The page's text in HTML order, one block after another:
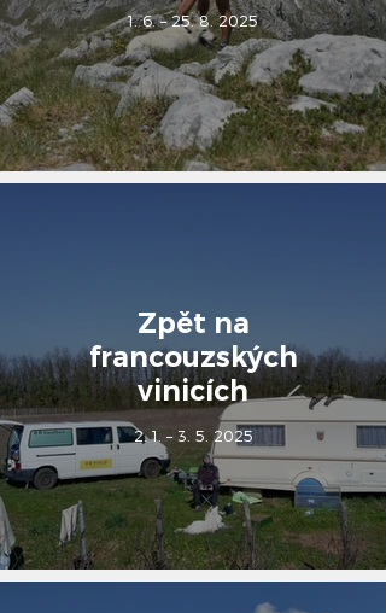
1. 6. – 25. 8. 2025
Zpět na
francouzských
vinicích
2. 1. – 3. 5. 2025